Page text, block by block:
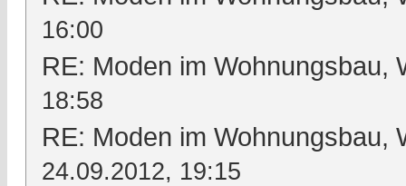
16:00
RE: Moden im Wohnungsbau,
18:58
RE: Moden im Wohnungsbau,
24.09.2012, 19:15